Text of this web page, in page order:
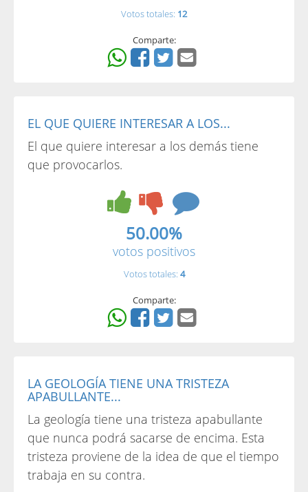
Votos totales: 12
Comparte:
EL QUE QUIERE INTERESAR A LOS...
El que quiere interesar a los demás tiene
que provocarlos.
50.00%
votos positivos
Votos totales: 4
Comparte:
LA GEOLOGÍA TIENE UNA TRISTEZA
APABULLANTE...
La geología tiene una tristeza apabullante
que nunca podrá sacarse de encima. Esta
tristeza proviene de la idea de que el tiempo
trabaja en su contra.